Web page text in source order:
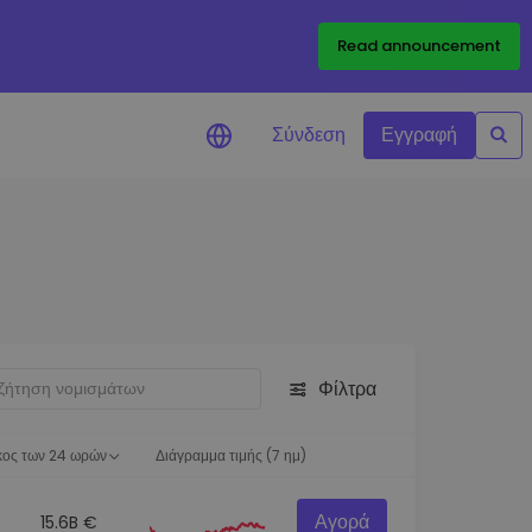
Read announcement
Σύνδεση Εγγραφή
Φίλτρα
των 24 ωρών Διάγραμμα τιμής (7 ημ)
15.6B € Αγορά